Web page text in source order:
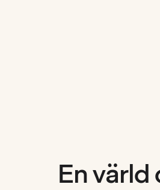
En värld